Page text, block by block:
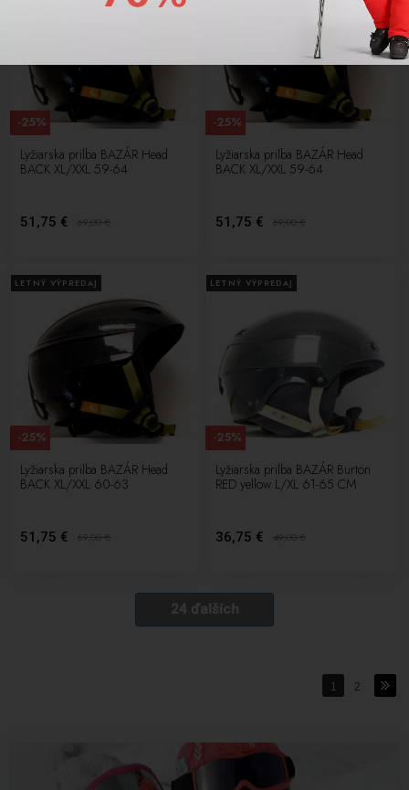
Lyžiarska prilba BAZÁR Head
BACK XL/XXL 59-64
51,75 € 69,00€
-25%
Lyžiarska prilba BAZÁR Head
BACK XL/XXL 59-64
51,75 € 69,00€
-25%
LETNÝ VÝPREDAJ
Lyžiarska prilba BAZÁR Head
BACK XL/XXL 60-63
51,75 € 69,00€
-25%
LETNÝ VÝPREDAJ
Lyžiarska prilba BAZÁR Burton
RED yellow L/XL 61-65 CM
36,75 € 49,00€
-25%
24 ďalších
1 2